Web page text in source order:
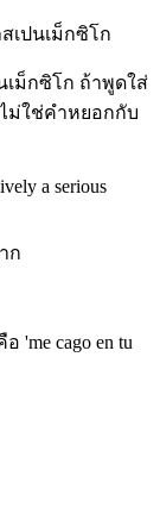
เปนเม็กซิโก
เม็กซิโก ถ้าพูดใส่
ม่ใช่คำหยอกกับ
a serious
ก
'me cago en tu